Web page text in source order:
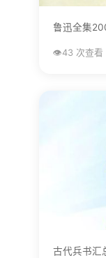
鲁迅全集
👁️43 次查看
古代兵书汇